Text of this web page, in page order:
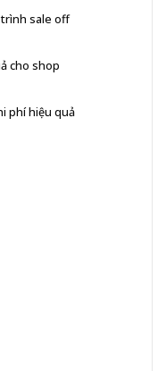
sale off
cho shop
phí hiệu quả